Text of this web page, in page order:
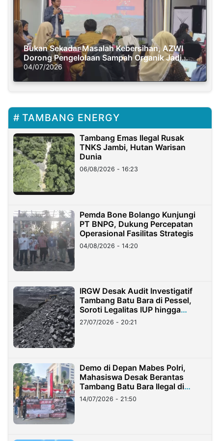
Bukan Sekadar Masalah Kebersihan, AZWI
Dorong Pengelolaan Sampah Organik Jadi
Solusi Krisis Iklim
04/07/2026
TAMBANG ENERGY
Tambang Emas Ilegal Rusak
TNKS Jambi, Hutan Warisan
Dunia
06/08/2026 - 16:23
Pemda Bone Bolango Kunjungi
PT BNPG, Dukung Percepatan
Operasional Fasilitas Strategis
04/08/2026 - 14:20
IRGW Desak Audit Investigatif
Tambang Batu Bara di Pessel,
Soroti Legalitas IUP hingga
Stockpile
27/07/2026 - 20:21
Demo di Depan Mabes Polri,
Mahasiswa Desak Berantas
Tambang Batu Bara Ilegal di
Lampung
14/07/2026 - 21:50